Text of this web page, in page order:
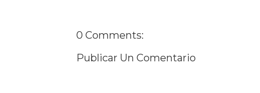
0 Comments:
Publicar Un Comentario